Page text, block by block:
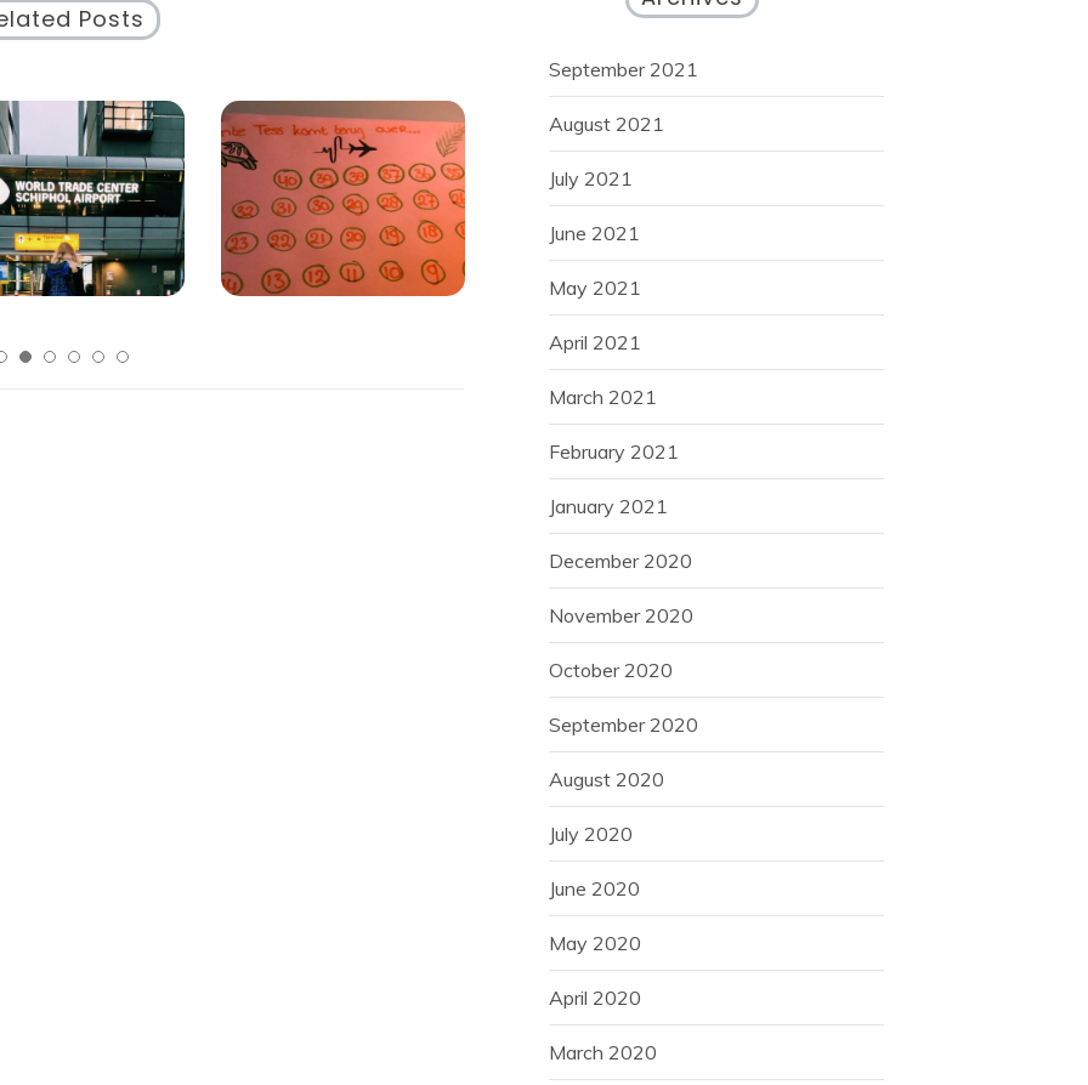
Posts
September 2021
August 2021
July 2021
June 2021
May 2021
April 2021
March 2021
February 2021
January 2021
December 2020
November 2020
October 2020
September 2020
August 2020
July 2020
June 2020
May 2020
April 2020
March 2020